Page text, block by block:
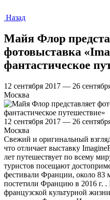
Назад
Майя Флор
фотовыставка
фантастическое
12 сентября 2017 — 26
Москва
12 сентября 2017 — 26
Москва
Свежий и оригинальный
что отличает выставку
лет путешествует по всему
туристов посещают
фестивали Франции, около 83
постетили Францию в 2016 г. .
французской культурной